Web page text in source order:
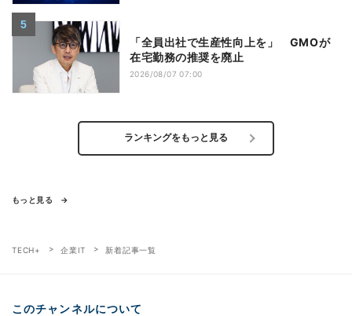
「全員出社で生産性向上を」 GMOが
在宅勤務の推奨を廃止
2026/08/07 07:00
ランキングをもっと見る
もっと見る
TECH+ 企業IT 新着記事一覧
このチャンネルについて